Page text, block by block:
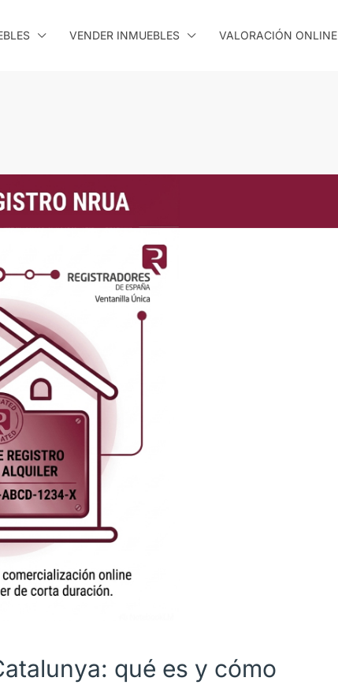
VENDER INMUEBLES VALORACIÓN ONLINE
qué es y cómo